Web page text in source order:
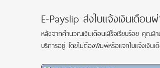
E-Payslip ส่งใบแจ้งเงินเดือน
หลังจากคำนวณเงินเดือนเสร็จเรียบร้อย คุณส
บริการอยู่ โดยไม่ต้องพิมพ์หรือแจกใบแจ้งเงิ